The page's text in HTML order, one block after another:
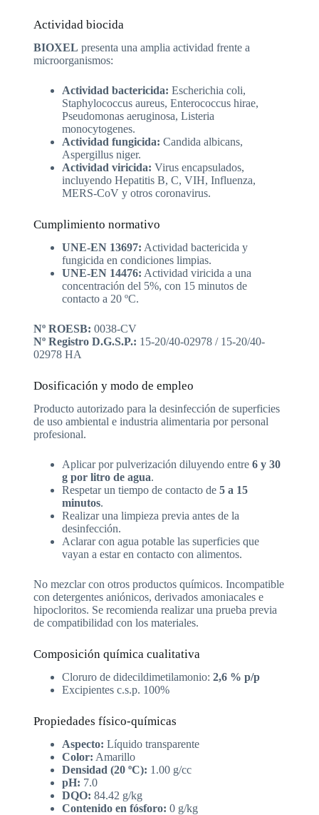
Actividad biocida
BIOXEL presenta una amplia actividad frente a
microorganismos:
Actividad bactericida: Escherichia coli,
Staphylococcus aureus, Enterococcus hirae,
Pseudomonas aeruginosa, Listeria
monocytogenes.
Actividad fungicida: Candida albicans,
Aspergillus niger.
Actividad viricida: Virus encapsulados,
incluyendo Hepatitis B, C, VIH, Influenza,
MERS-CoV y otros coronavirus.
Cumplimiento normativo
UNE-EN 13697: Actividad bactericida y
fungicida en condiciones limpias.
UNE-EN 14476: Actividad viricida a una
concentración del 5%, con 15 minutos de
contacto a 20 ºC.
Nº ROESB: 0038-CV
Nº Registro D.G.S.P.: 15-20/40-02978 / 15-20/40-
02978 HA
Dosificación y modo de empleo
Producto autorizado para la desinfección de superficies
de uso ambiental e industria alimentaria por personal
profesional.
Aplicar por pulverización diluyendo entre 6 y 30
g por litro de agua.
Respetar un tiempo de contacto de 5 a 15
minutos.
Realizar una limpieza previa antes de la
desinfección.
Aclarar con agua potable las superficies que
vayan a estar en contacto con alimentos.
No mezclar con otros productos químicos. Incompatible
con detergentes aniónicos, derivados amoniacales e
hipocloritos. Se recomienda realizar una prueba previa
de compatibilidad con los materiales.
Composición química cualitativa
Cloruro de didecildimetilamonio: 2,6 % p/p
Excipientes c.s.p. 100%
Propiedades físico-químicas
Aspecto: Líquido transparente
Color: Amarillo
Densidad (20 ºC): 1.00 g/cc
pH: 7.0
DQO: 84.42 g/kg
Contenido en fósforo: 0 g/kg